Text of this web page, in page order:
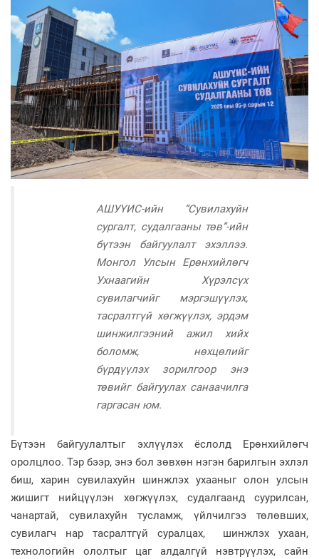
АШУҮИС-ийн “Сувилахуйн
сургалт, судалгааны төв”-ийн
бүтээн байгуулалт эхэллээ.
Монгол Улсын Ерөнхийлөгч
Ухнаагийн Хүрэлсүх
сувилагчийг мэргэшүүлэх,
тасралтгүй хөгжүүлэх, эрдэм
шинжилгээний ажил хийх
боломж, нөхцөлийг
бүрдүүлэх зорилгоор энэ
төвийг байгуулах санаачилга
гаргасан юм.
Бүтээн байгуулалтыг эхлүүлэх ёслолд Ерөнхийлөгч
оролцлоо. Тэр бээр, энэ бол зөвхөн нэгэн барилгын эхлэл
биш, харин сувилахуйн шинжлэх ухааныг олон улсын
жишигт нийцүүлэн хөгжүүлэх, судалгаанд суурилсан,
чанартай, сувилахуйн тусламж, үйлчилгээ төлөвших,
сувилагч нар тасралтгүй суралцах, шинжлэх ухаан,
технологийн ололтыг цаг алдалгүй нэвтрүүлэх, сайн